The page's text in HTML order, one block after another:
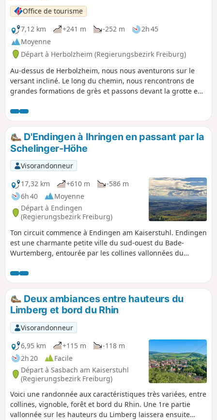
Office de tourisme
7,12 km
+241 m -252 m
2h 45
Moyenne
Départ à Herbolzheim (Regierungsbezirk Freiburg)
Au-dessus de Herbolzheim, nous nous aventurons sur le
versant incliné. Le long du chemin, nous rencontrons de
grandes formations de grès et passons devant la grotte en
randonnée ne convient qu'aux familles qui ont le pied sûr et
qui ne sont pas sujettes au vertige.
D'Endingen à Ihringen en passant par la
Schelinger-Höhe
Visorandonneur
17,32 km
+610 m
-586 m
6h 40
Moyenne
Départ à Endingen
(Regierungsbezirk Freiburg)
Ton circuit commence à Endingen am Kaiserstuhl. Endingen
est une charmante petite ville du sud-ouest du Bade-
Wurtemberg, entourée par les collines vallonnées du
de randonnées à travers les vignobles, les forêts et les
paysages volcaniques, ainsi que des vues imprenables sur
la plaine du Rhin et les Vosges.
Deux ambiances entre hauteurs du
Limberg et bord du Rhin
Visorandonneur
6,95 km
+115 m
-118 m
2h 20
Facile
Départ à Sasbach am Kaiserstuhl
(Regierungsbezirk Freiburg)
Voici une randonnée aux caractéristiques très variées, entre
collines, vignoble, forêt et bord du Rhin. Une 1re partie
vallonnée sur les hauteurs du Limberg laissera ensuite